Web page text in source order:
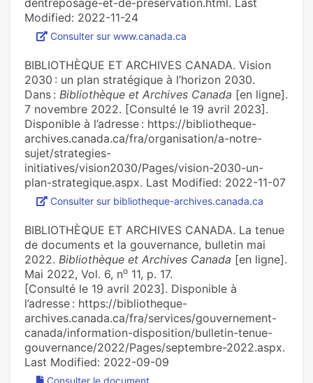
dentreposage-et-de-preservation.html. Last
Modified: 2022-11-24
Consulter sur www.canada.ca
BIBLIOTHÈQUE ET ARCHIVES CANADA. Vision
2030 : un plan stratégique à l’horizon 2030.
Dans : Bibliothèque et Archives Canada [en ligne].
7 novembre 2022. [Consulté le 19 avril 2023].
Disponible à l’adresse : https://bibliotheque-
archives.canada.ca/fra/organisation/a-notre-
sujet/strategies-
initiatives/vision2030/Pages/vision-2030-un-
plan-strategique.aspx. Last Modified: 2022-11-07
Consulter sur bibliotheque-archives.canada.ca
BIBLIOTHÈQUE ET ARCHIVES CANADA. La tenue
de documents et la gouvernance, bulletin mai
2022. Bibliothèque et Archives Canada [en ligne].
Mai 2022, Vol. 6, no 11, p. 17.
[Consulté le 19 avril 2023]. Disponible à
l’adresse : https://bibliotheque-
archives.canada.ca/fra/services/gouvernement-
canada/information-disposition/bulletin-tenue-
gouvernance/2022/Pages/septembre-2022.aspx.
Last Modified: 2022-09-09